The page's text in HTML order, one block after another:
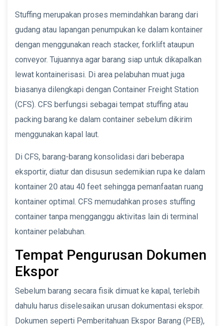
Stuffing merupakan proses memindahkan barang dari
gudang atau lapangan penumpukan ke dalam kontainer
dengan menggunakan reach stacker, forklift ataupun
conveyor. Tujuannya agar barang siap untuk dikapalkan
lewat kontainerisasi. Di area pelabuhan muat juga
biasanya dilengkapi dengan Container Freight Station
(CFS). CFS berfungsi sebagai tempat stuffing atau
packing barang ke dalam container sebelum dikirim
menggunakan kapal laut.
Di CFS, barang-barang konsolidasi dari beberapa
eksportir, diatur dan disusun sedemikian rupa ke dalam
kontainer 20 atau 40 feet sehingga pemanfaatan ruang
kontainer optimal. CFS memudahkan proses stuffing
container tanpa mengganggu aktivitas lain di terminal
kontainer pelabuhan.
Tempat Pengurusan Dokumen
Ekspor
Sebelum barang secara fisik dimuat ke kapal, terlebih
dahulu harus diselesaikan urusan dokumentasi ekspor.
Dokumen seperti Pemberitahuan Ekspor Barang (PEB),